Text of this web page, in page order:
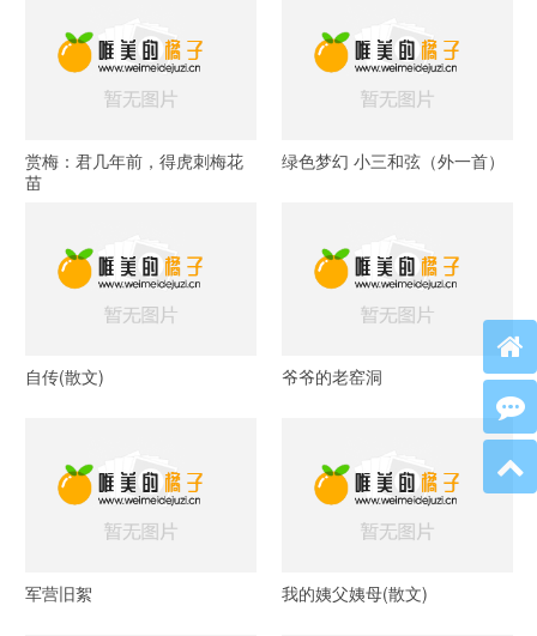
赏梅：君几年前，得虎刺梅花
苗
绿色梦幻 小三和弦（外一首）
自传(散文) 爷爷的老窑洞
军营旧絮 我的姨父姨母(散文)